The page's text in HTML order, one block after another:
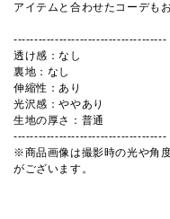
アイテムと合わせたコーデも
-------------------------------------
透け感：なし
裏地：なし
伸縮性：あり
光沢感：ややあり
生地の厚さ：普通
-------------------------------------
※商品画像は撮影時の光や角
がございます。